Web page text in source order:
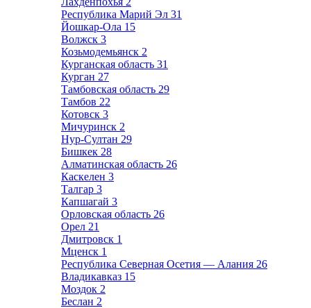
Республика Марий Эл 31
Йошкар-Ола 15
Волжск 3
Козьмодемьянск 2
Курганская область 31
Курган 27
Тамбовская область 29
Тамбов 22
Котовск 3
Мичуринск 2
Нур-Султан 29
Бишкек 28
Алматинская область 26
Каскелен 3
Талгар 3
Капшагай 3
Орловская область 26
Орел 21
Дмитровск 1
Мценск 1
Республика Северная Осетия — Алания 26
Владикавказ 15
Моздок 2
Беслан 2